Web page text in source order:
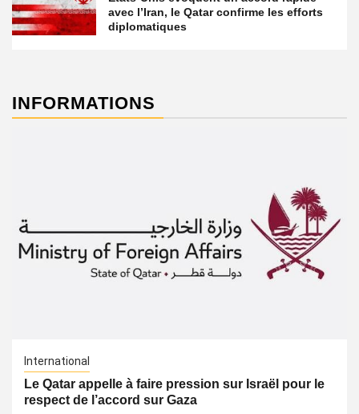
avec l’Iran, le Qatar confirme les efforts
diplomatiques
INFORMATIONS
International
Le Qatar appelle à faire pression sur Israël pour le
respect de l’accord sur Gaza